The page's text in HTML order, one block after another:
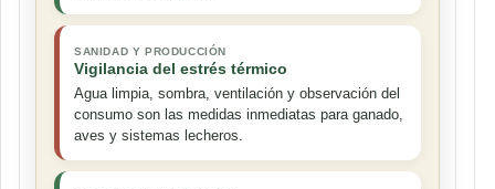
SANIDAD Y PRODUCCIÓN
Vigilancia del estrés térmico
Agua limpia, sombra, ventilación y observación del
consumo son las medidas inmediatas para ganado,
aves y sistemas lecheros.